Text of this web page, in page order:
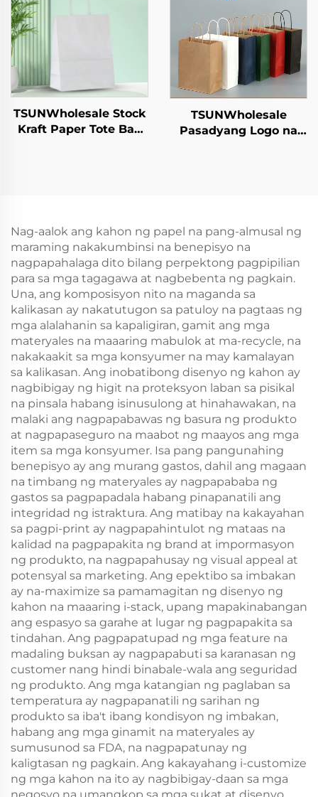
Round\/Oval Patterns
Alternatibong Plastic
Hamburgers-para sa
Catering Crafts
TSUNWholesale Stock
Kraft Paper Tote Bag
TSUNWholesale
Pasadyang Logo na
Packaging Crafts
Nag-aalok ang kahon ng papel na pang-almusal ng
maraming nakakumbinsi na benepisyo na
nagpapahalaga dito bilang perpektong pagpipilian
para sa mga tagagawa at nagbebenta ng pagkain.
Una, ang komposisyon nito na maganda sa
kalikasan ay nakatutugon sa patuloy na pagtaas ng
mga alalahanin sa kapaligiran, gamit ang mga
materyales na maaaring mabulok at ma-recycle, na
nakakaakit sa mga konsyumer na may kamalayan
sa kalikasan. Ang inobatibong disenyo ng kahon ay
nagbibigay ng higit na proteksyon laban sa pisikal
na pinsala habang isinusulong at hinahawakan, na
malaki ang nagpapabawas ng basura ng produkto
at nagpapaseguro na maabot ng maayos ang mga
item sa mga konsyumer. Isa pang pangunahing
benepisyo ay ang murang gastos, dahil ang magaan
na timbang ng materyales ay nagpapababa ng
gastos sa pagpapadala habang pinapanatili ang
integridad ng istraktura. Ang matibay na kakayahan
sa pagpi-print ay nagpapahintulot ng mataas na
kalidad na pagpapakita ng brand at impormasyon
ng produkto, na nagpapahusay ng visual appeal at
potensyal sa marketing. Ang epektibo sa imbakan
ay na-maximize sa pamamagitan ng disenyo ng
kahon na maaaring i-stack, upang mapakinabangan
ang espasyo sa garahe at lugar ng pagpapakita sa
tindahan. Ang pagpapatupad ng mga feature na
madaling buksan ay nagpapabuti sa karanasan ng
customer nang hindi binabale-wala ang seguridad
ng produkto. Ang mga katangian ng paglaban sa
temperatura ay nagpapanatili ng sarihan ng
produkto sa iba't ibang kondisyon ng imbakan,
habang ang mga ginamit na materyales ay
sumusunod sa FDA, na nagpapatunay ng
kaligtasan ng pagkain. Ang kakayahang i-customize
ng mga kahon na ito ay nagbibigay-daan sa mga